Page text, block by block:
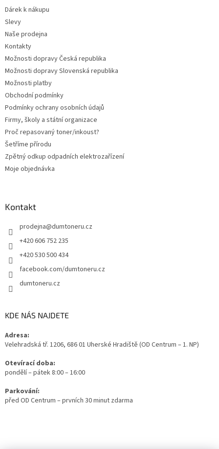
Dárek k nákupu
Slevy
Naše prodejna
Kontakty
Možnosti dopravy Česká republika
Možnosti dopravy Slovenská republika
Možnosti platby
Obchodní podmínky
Podmínky ochrany osobních údajů
Firmy, školy a státní organizace
Proč repasovaný toner/inkoust?
Šetříme přírodu
Zpětný odkup odpadních elektrozařízení
Moje objednávka
Kontakt
prodejna@dumtoneru.cz
+420 606 752 235
+420 530 500 434
facebook.com/dumtoneru.cz
dumtoneru.cz
KDE NÁS NAJDETE
Adresa:
Velehradská tř. 1206, 686 01 Uherské Hradiště (OD Centrum – 1. NP)
Otevírací doba:
pondělí – pátek 8:00 – 16:00
Parkování:
před OD Centrum – prvních 30 minut zdarma